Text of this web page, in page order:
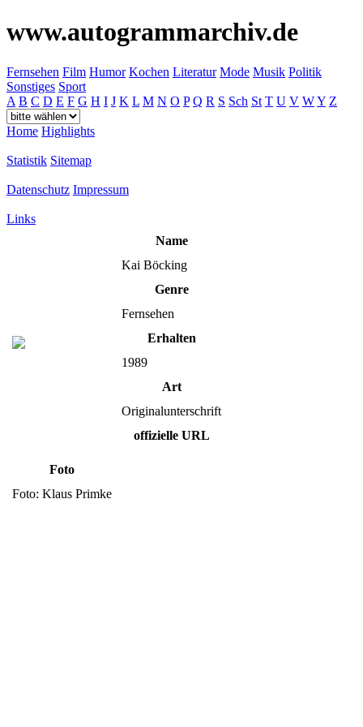
www.autogrammarchiv.de
Fernsehen Film Humor Kochen Literatur Mode Musik Politik
Sonstiges Sport
A B C D E F G H I J K L M N O P Q R S Sch St T U V WY Z
Home Highlights
Statistik Sitemap
Datenschutz Impressum
Links
Name
Kai Böcking
Genre
Fernsehen
Erhalten
1989
Art
Originalunterschrift
offizielle URL
Foto
Foto: Klaus Primke